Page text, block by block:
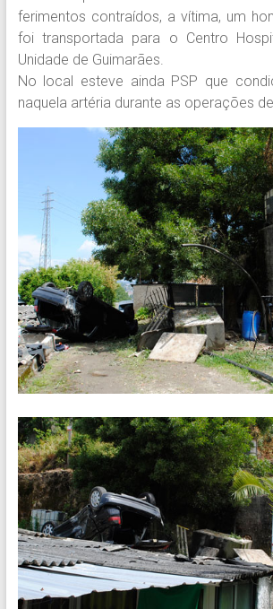
ferimentos contraídos, a vítima, um
foi transportada para o Centro
Unidade de Guimarães.
No local esteve ainda PSP que
naquela artéria durante as operações